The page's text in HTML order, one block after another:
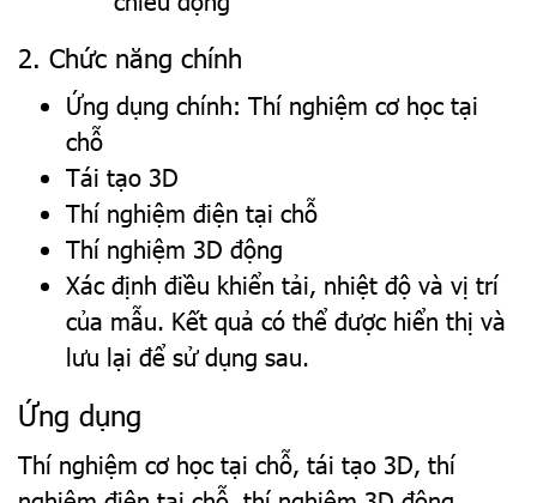
2. Chức năng chính
Ứng dụng chính: Thí nghiệm cơ học tại
chỗ
Tái tạo 3D
Thí nghiệm điện tại chỗ
Thí nghiệm 3D động
Xác định điều khiển tải, nhiệt độ và vị trí
của mẫu. Kết quả có thể được hiển thị và
lưu lại để sử dụng sau.
Ứng dụng
Thí nghiệm cơ học tại chỗ, tái tạo 3D, thí